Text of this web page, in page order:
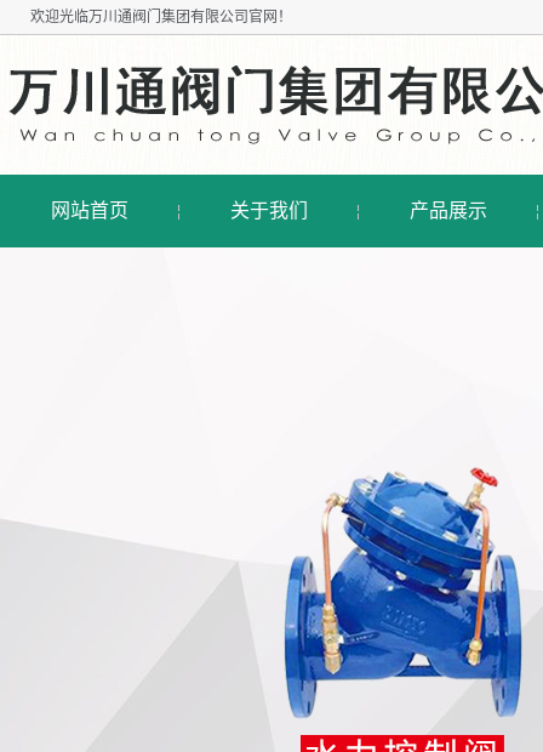
欢迎光临万川通阀门集团有限公司 官网！
网站首页 关于我们 产品展示